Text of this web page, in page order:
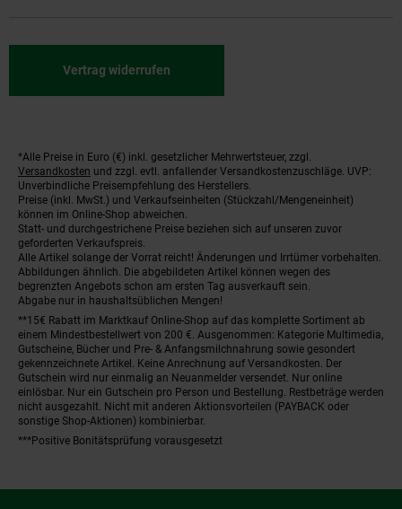
Vertrag widerrufen
Fußnoten
*Alle Preise in Euro (€) inkl. gesetzlicher Mehrwertsteuer, zzgl.
Versandkosten und zzgl. evtl. anfallender Versandkostenzuschläge. UVP:
Unverbindliche Preisempfehlung des Herstellers.
Preise (inkl. MwSt.) und Verkaufseinheiten (Stückzahl/Mengeneinheit)
können im Online-Shop abweichen.
Statt- und durchgestrichene Preise beziehen sich auf unseren zuvor
geforderten Verkaufspreis.
Alle Artikel solange der Vorrat reicht! Änderungen und Irrtümer vorbehalten.
Abbildungen ähnlich. Die abgebildeten Artikel können wegen des
begrenzten Angebots schon am ersten Tag ausverkauft sein.
Abgabe nur in haushaltsüblichen Mengen!
**15€ Rabatt im Marktkauf Online-Shop auf das komplette Sortiment ab
einem Mindestbestellwert von 200 €. Ausgenommen: Kategorie Multimedia,
Gutscheine, Bücher und Pre- & Anfangsmilchnahrung sowie gesondert
gekennzeichnete Artikel. Keine Anrechnung auf Versandkosten. Der
Gutschein wird nur einmalig an Neuanmelder versendet. Nur online
einlösbar. Nur ein Gutschein pro Person und Bestellung. Restbeträge werden
nicht ausgezahlt. Nicht mit anderen Aktionsvorteilen (PAYBACK oder
sonstige Shop-Aktionen) kombinierbar.
***Positive Bonitätsprüfung vorausgesetzt